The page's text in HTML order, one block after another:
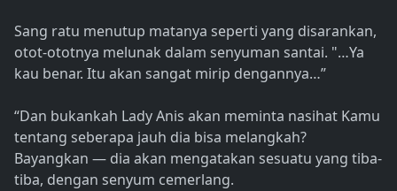
Sang ratu menutup matanya seperti yang disarankan,
otot-ototnya melunak dalam senyuman santai. "…Ya
kau benar. Itu akan sangat mirip dengannya…”
“Dan bukankah Lady Anis akan meminta nasihat Kamu
tentang seberapa jauh dia bisa melangkah?
Bayangkan — dia akan mengatakan sesuatu yang tiba-
tiba, dengan senyum cemerlang.